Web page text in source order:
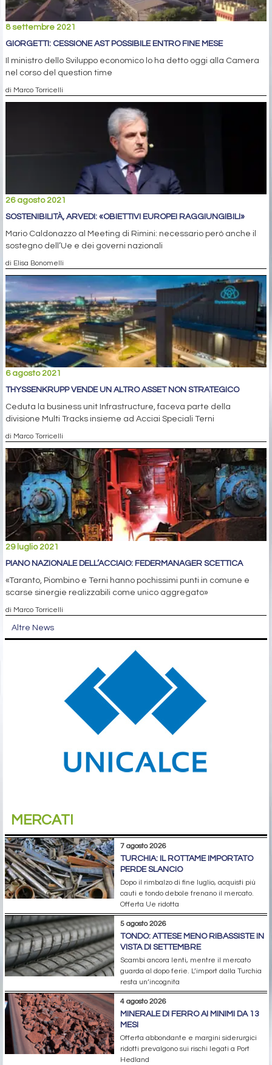
8 settembre 2021
GIORGETTI: CESSIONE AST POSSIBILE ENTRO FINE MESE
Il ministro dello Sviluppo economico lo ha detto oggi alla Camera
nel corso del question time
di Marco Torricelli
26 agosto 2021
SOSTENIBILITÀ, ARVEDI: «OBIETTIVI EUROPEI RAGGIUNGIBILI»
Mario Caldonazzo al Meeting di Rimini: necessario però anche il
sostegno dell’Ue e dei governi nazionali
di Elisa Bonomelli
6 agosto 2021
THYSSENKRUPP VENDE UN ALTRO ASSET NON STRATEGICO
Ceduta la business unit Infrastructure, faceva parte della
divisione Multi Tracks insieme ad Acciai Speciali Terni
di Marco Torricelli
29 luglio 2021
PIANO NAZIONALE DELL’ACCIAIO: FEDERMANAGER SCETTICA
«Taranto, Piombino e Terni hanno pochissimi punti in comune e
scarse sinergie realizzabili come unico aggregato»
di Marco Torricelli
Altre News
MERCATI
7 agosto 2026
TURCHIA: IL ROTTAME IMPORTATO
PERDE SLANCIO
Dopo il rimbalzo di fine luglio, acquisti più
cauti e tondo debole frenano il mercato.
Offerta Ue ridotta
5 agosto 2026
TONDO: ATTESE MENO RIBASSISTE IN
VISTA DI SETTEMBRE
Scambi ancora lenti, mentre il mercato
guarda al dopo ferie. L’import dalla Turchia
resta un’incognita
4 agosto 2026
MINERALE DI FERRO AI MINIMI DA 13
MESI
Offerta abbondante e margini siderurgici
ridotti prevalgono sui rischi legati a Port
Hedland